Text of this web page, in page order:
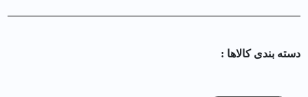
دسته بندی کالا‌ها :